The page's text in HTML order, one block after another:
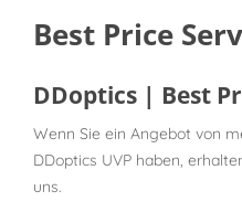
Best Price
DDoptics | Best
Wenn Sie ein Angebot von
DDoptics UVP haben,
uns.